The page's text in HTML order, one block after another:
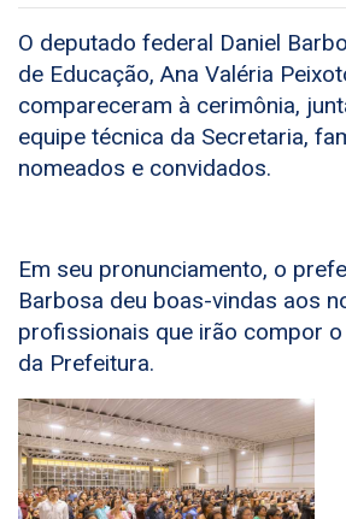
O deputado federal Daniel
de Educação, Ana Valéria
compareceram à cerimônia,
equipe técnica da Secretaria,
nomeados e convidados.
Em seu pronunciamento, o
Barbosa deu boas-vindas aos
profissionais que irão compor
da Prefeitura.